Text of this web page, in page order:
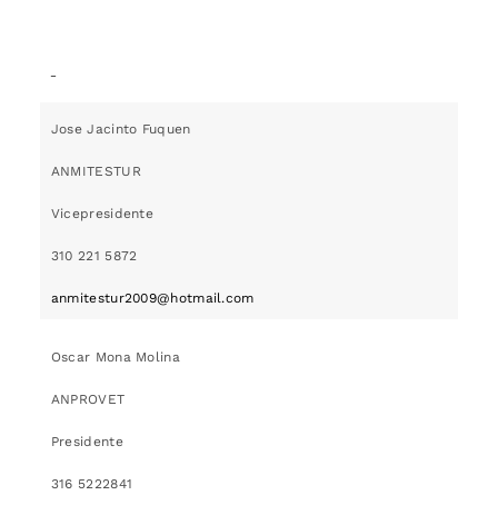
Jose Jacinto Fuquen
ANMITESTUR
Vicepresidente
310 221 5872
anmitestur2009@hotmail.com
Oscar Mona Molina
ANPROVET
Presidente
316 5222841